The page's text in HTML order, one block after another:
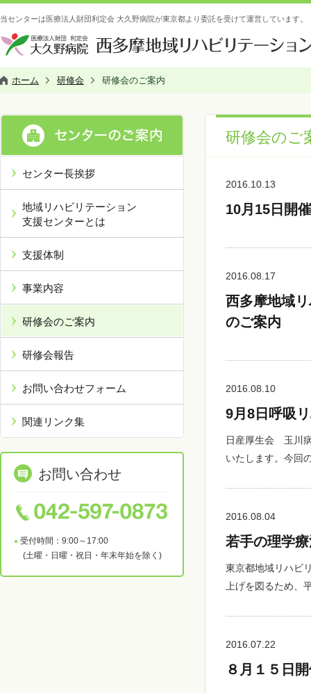
当センターは医療法人財団利定会 大久野病院が東京都より委託を受けて運営しています。
ホーム 研修会 研修会のご案内
研修会のご
2016.10.13
10月15日開
2016.08.17
西多摩地域
のご案内
2016.08.10
9月8日呼吸
日産厚生会 玉川
いたします。今回
2016.08.04
若手の理学
東京都地域リハビ
上げを図るため、
2016.07.22
８月１５日
センター長挨拶
地域リハビリテーション
支援センターとは
支援体制
事業内容
研修会のご案内
研修会報告
お問い合わせフォーム
関連リンク集
お問い合わせ
受付時間：9:00～17:00
(土曜・日曜・祝日・年末年始を除く)